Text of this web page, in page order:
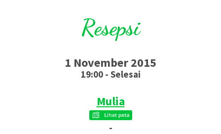
Resepsi
1 November 2015
19:00 - Selesai
Mulia
-